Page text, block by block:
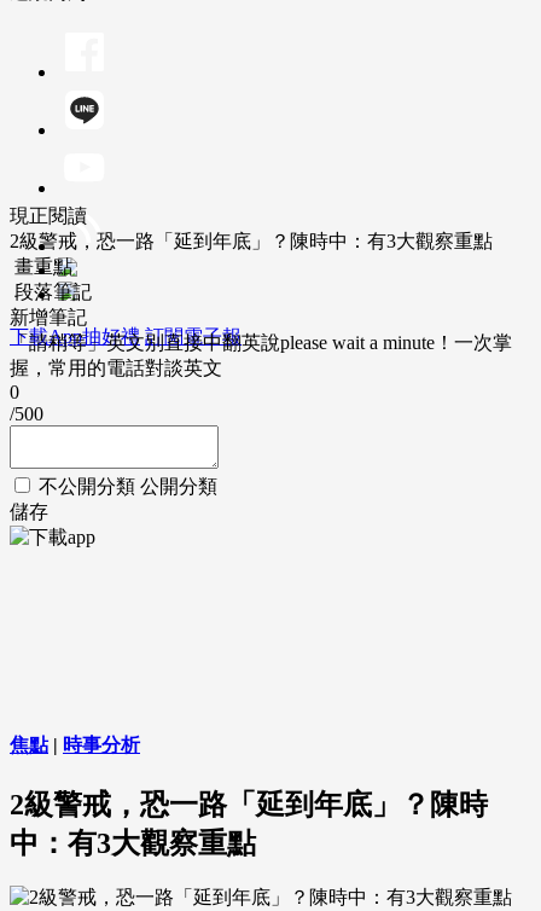
下載App抽好禮 訂閱電子報
現正閱讀
2級警戒，恐一路「延到年底」？陳時中：有3大觀察重點
畫重點
段落筆記
新增筆記
「請稍等」英文別直接中翻英說please wait a minute！一次掌
握，常用的電話對談英文
0
/500
不公開分類 公開分類
儲存
焦點| 時事分析
2級警戒，恐一路「延到年底」？陳時
中：有3大觀察重點